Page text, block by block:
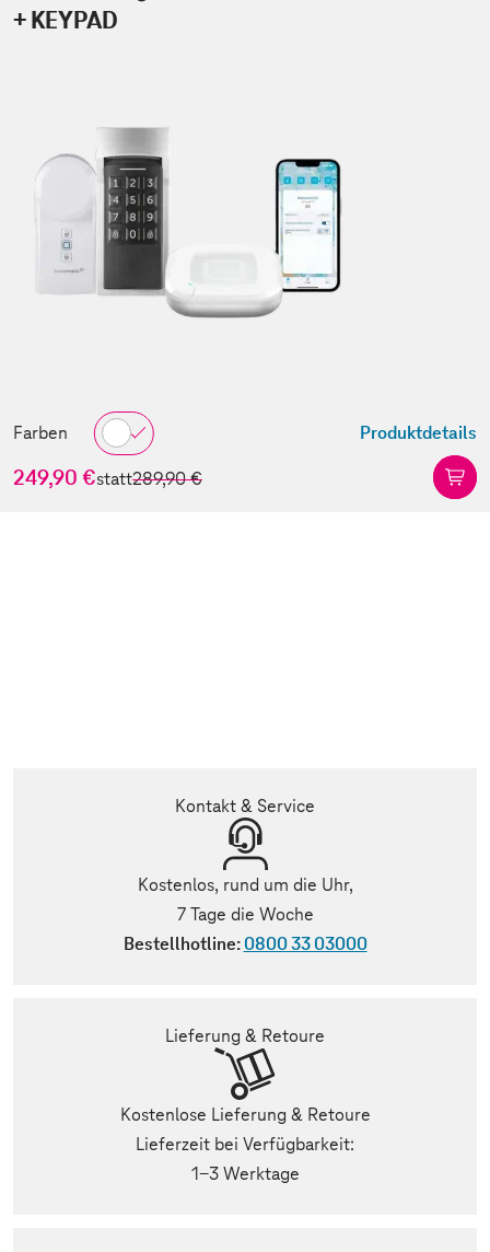
+ KEYPAD
Farben Produktdetails
249,90 €statt289,90 €
Kontakt & Service
Kostenlos, rund um die Uhr,
7 Tage die Woche
Bestellhotline:0800 33 03000
Lieferung & Retoure
Kostenlose Lieferung & Retoure
Lieferzeit bei Verfügbarkeit:
1-3 Werktage